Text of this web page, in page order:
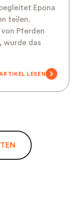
Epona
teilen.
Pferden
wurde das
LESEN